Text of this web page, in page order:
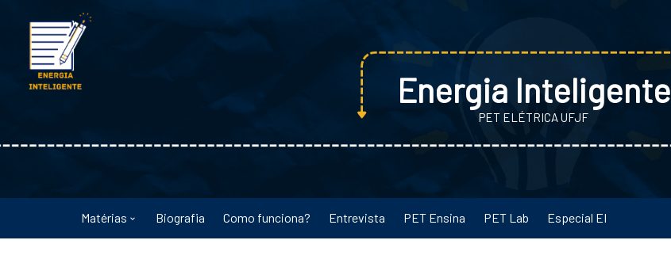
conteúdo
Energia Inteligente
PET ELÉTRICA UFJF
Matérias Biografia Como funciona? Entrevista PET Ensina PET Lab Especial EI